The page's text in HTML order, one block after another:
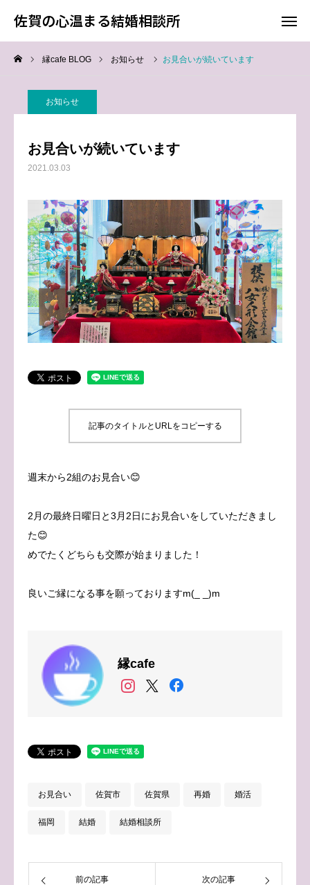
佐賀の心温まる結婚相談所
縁cafe BLOG お知らせ お見合いが続いています
お知らせ
お見合いが続いています
2021.03.03
記事のタイトルとURLをコピーする
週末から2組のお見合い😊
2月の最終日曜日と3月2日にお見合いをしていただきまし
た😊
めでたくどちらも交際が始まりました！
良いご縁になる事を願っておりますm(_ _)m
縁cafe
お見合い 佐賀市 佐賀県 再婚 婚活
福岡 結婚 結婚相談所
前の記事 次の記事
佐賀の心温まる結婚相談所
料金
TOP
成婚までの流れ
会員様からの喜びの声
よくあるご質問
ブログ
お問い合わせ